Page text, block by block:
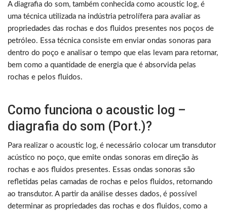
A diagrafia do som, também conhecida como acoustic log, é
uma técnica utilizada na indústria petrolífera para avaliar as
propriedades das rochas e dos fluidos presentes nos poços de
petróleo. Essa técnica consiste em enviar ondas sonoras para
dentro do poço e analisar o tempo que elas levam para retornar,
bem como a quantidade de energia que é absorvida pelas
rochas e pelos fluidos.
Como funciona o acoustic log –
diagrafia do som (Port.)?
Para realizar o acoustic log, é necessário colocar um transdutor
acústico no poço, que emite ondas sonoras em direção às
rochas e aos fluidos presentes. Essas ondas sonoras são
refletidas pelas camadas de rochas e pelos fluidos, retornando
ao transdutor. A partir da análise desses dados, é possível
determinar as propriedades das rochas e dos fluidos, como a